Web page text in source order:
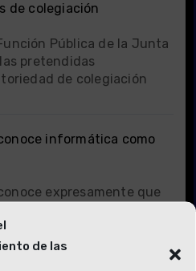
de las
de colegiación
Pública de la Junta
pretendidas
de colegiación
informática como
expresamente que
el ámbito de la
Andalucía, […]